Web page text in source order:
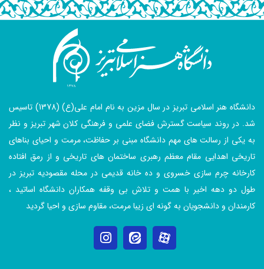
دانشگاه هنر اسلامی تبریز در سال مزین به نام امام علی(ع) (1378) تاسیس
شد. در روند سیاست گسترش فضای علمی و فرهنگی کلان شهر تبریز و نظر
به یکی از رسالت های مهم دانشگاه مبنی بر حفاظت، مرمت و احیای بناهای
تاریخی اهدایی مقام معظم رهبری ساختمان های تاریخی و از رمق افتاده
کارخانه چرم سازی خسروی و ده خانه قدیمی در محله مقصودیه تبریز در
طول دو دهه اخیر با همت و تلاش بی وقفه همکاران دانشگاه اساتید ،
کارمندان و دانشجویان به گونه ای زیبا مرمت، مقاوم سازی و احیا گردید